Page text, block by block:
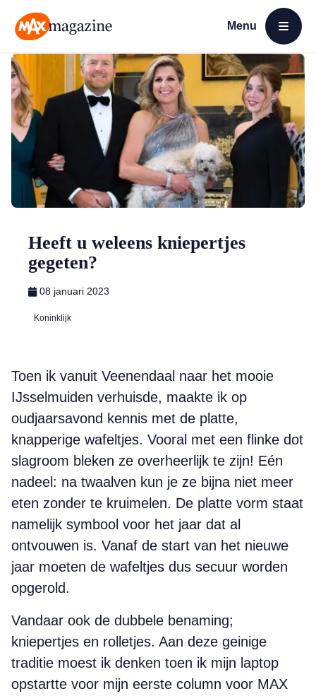
Menu
Open menu
Heeft u weleens kniepertjes
gegeten?
08 januari 2023
Koninklijk
Toen ik vanuit Veenendaal naar het mooie
IJsselmuiden verhuisde, maakte ik op
oudjaarsavond kennis met de platte,
knapperige wafeltjes. Vooral met een flinke dot
slagroom bleken ze overheerlijk te zijn! Eén
nadeel: na twaalven kun je ze bijna niet meer
eten zonder te kruimelen. De platte vorm staat
namelijk symbool voor het jaar dat al
ontvouwen is. Vanaf de start van het nieuwe
jaar moeten de wafeltjes dus secuur worden
opgerold.
Vandaar ook de dubbele benaming;
kniepertjes en rolletjes. Aan deze geinige
traditie moest ik denken toen ik mijn laptop
opstartte voor mijn eerste column voor MAX